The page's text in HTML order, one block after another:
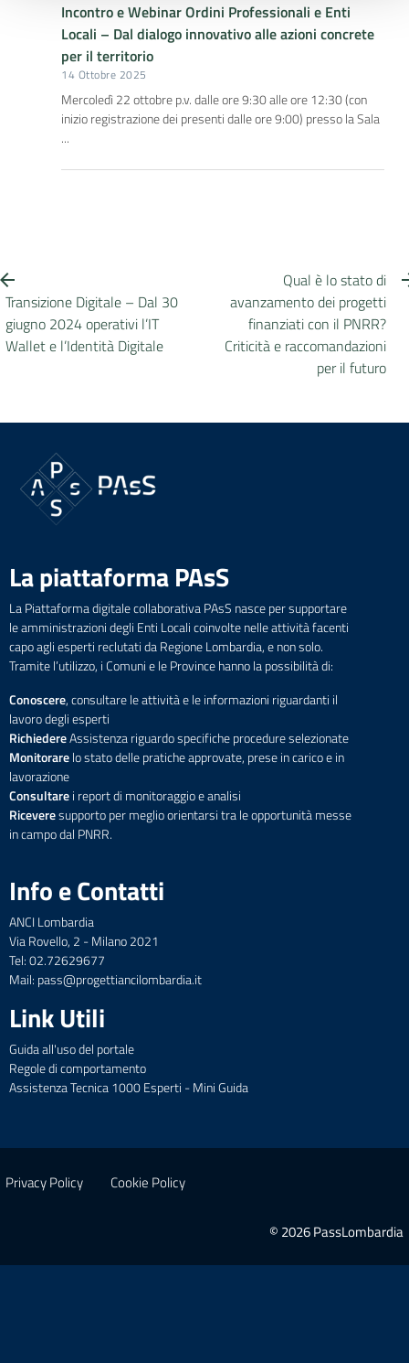
Incontro e Webinar Ordini Professionali e Enti
Locali – Dal dialogo innovativo alle azioni concrete
per il territorio
14 Ottobre 2025
Mercoledì 22 ottobre p.v. dalle ore 9:30 alle ore 12:30 (con
inizio registrazione dei presenti dalle ore 9:00) presso la Sala
...
Transizione Digitale – Dal 30
giugno 2024 operativi l’IT
Wallet e l’Identità Digitale
Qual è lo stato di
avanzamento dei progetti
finanziati con il PNRR?
Criticità e raccomandazioni
per il futuro
La piattaforma PAsS
La Piattaforma digitale collaborativa PAsS nasce per supportare
le amministrazioni degli Enti Locali coinvolte nelle attività facenti
capo agli esperti reclutati da Regione Lombardia, e non solo.
Tramite l’utilizzo, i Comuni e le Province hanno la possibilità di:
Conoscere, consultare le attività e le informazioni riguardanti il
lavoro degli esperti
RichiedereAssistenza riguardo specifiche procedure selezionate
Monitorarelo stato delle pratiche approvate, prese in carico e in
lavorazione
Consultarei report di monitoraggio e analisi
Riceveresupporto per meglio orientarsi tra le opportunità messe
in campo dal PNRR.
Info e Contatti
ANCI Lombardia
Via Rovello, 2 - Milano 2021
Tel: 02.72629677
Mail: pass@progettiancilombardia.it
Link Utili
Guida all'uso del portale
Regole di comportamento
Assistenza Tecnica 1000 Esperti - Mini Guida
Privacy Policy Cookie Policy
© 2026 PassLombardia